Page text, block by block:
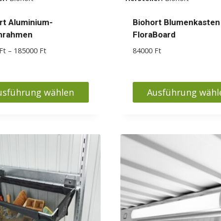
Aluminium-
Ft – 185000 FtPreisspanne:
185000 Ft
wählen
Biohort Blumenkasten
FloraBoard
84000 Ft
Ausführung
weist
mehrere
Varianten
auf.
Die
Optionen
können